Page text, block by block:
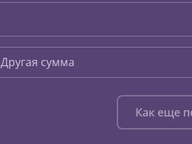
Другая сумма
Как еще